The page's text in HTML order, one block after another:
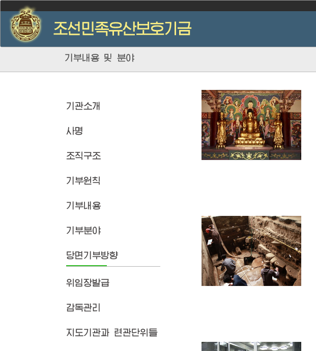
기부내용 및 분야
기관소개
사명
조직구조
기부원칙
기부내용
기부분야
당면기부방향
위임장발급
감독관리
지도기관과 련관단위들